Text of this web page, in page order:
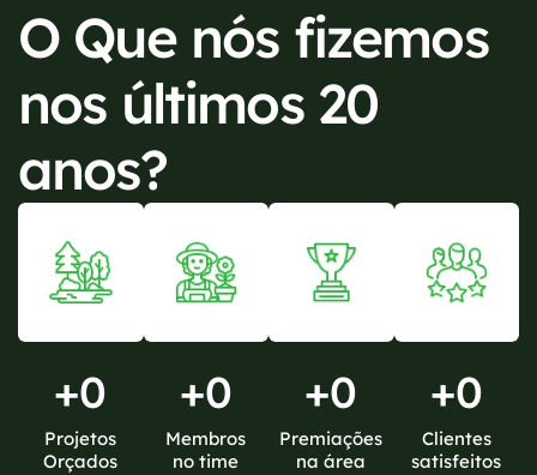
O Que nós fizemos
nos últimos 20
anos?
+0
Projetos
Orçados
+0
Membros
no time
+0
Premiações
na área
+0
Clientes
satisfeitos